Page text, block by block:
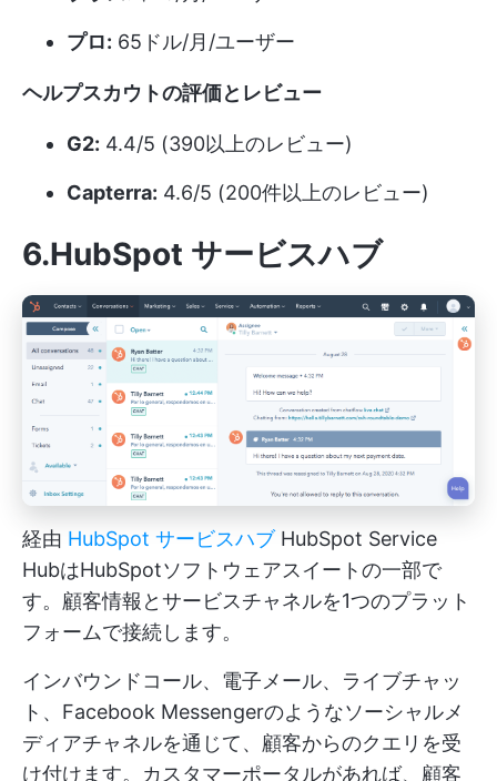
プロ: 65ドル/月/ユーザー
ヘルプスカウトの評価とレビュー
G2: 4.4/5 (390以上のレビュー)
Capterra: 4.6/5 (200件以上のレビュー)
6.HubSpot サービスハブ
経由 HubSpot サービスハブHubSpot Service
HubはHubSpotソフトウェアスイートの一部で
す。顧客情報とサービスチャネルを1つのプラット
フォームで接続します。
インバウンドコール、電子メール、ライブチャッ
ト、Facebook Messengerのようなソーシャルメ
ディアチャネルを通じて、顧客からのクエリを受
け付けます。カスタマーポータルがあれば、顧客